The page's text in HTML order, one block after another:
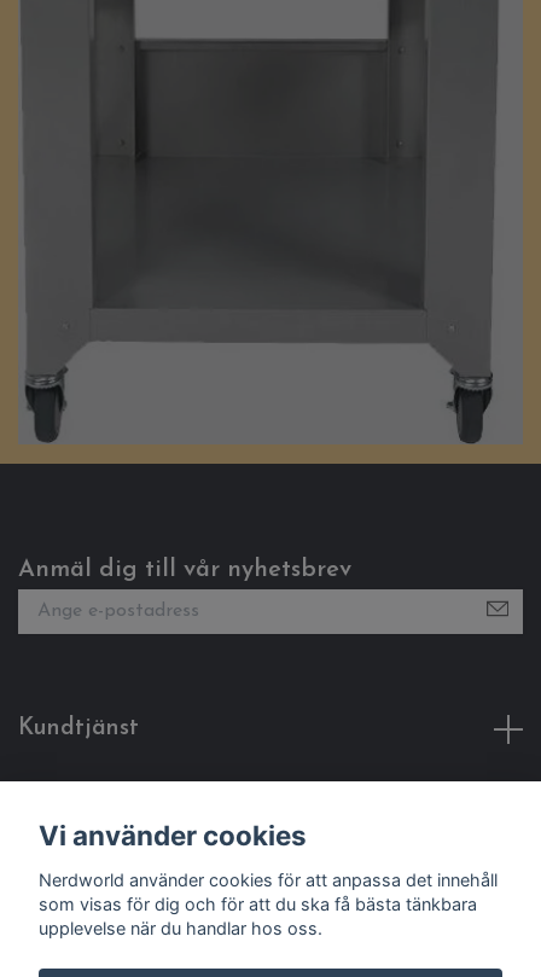
Anmäl dig till vår nyhetsbrev
Kundtjänst
Sociala medier
Vi använder cookies
Nerdworld använder cookies för att anpassa det innehåll
som visas för dig och för att du ska få bästa tänkbara
upplevelse när du handlar hos oss.